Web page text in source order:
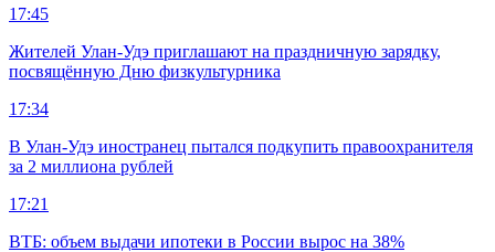
17:45
Жителей Улан-Удэ приглашают на праздничную зарядку,
посвящённую Дню физкультурника
17:34
В Улан-Удэ иностранец пытался подкупить правоохранителя
за 2 миллиона рублей
17:21
ВТБ: объем выдачи ипотеки в России вырос на 38%